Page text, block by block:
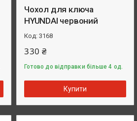
Чохол для ключа
HYUNDAI червоний
3168
330 ₴
Готово до відправки більше 4 од.
Купити